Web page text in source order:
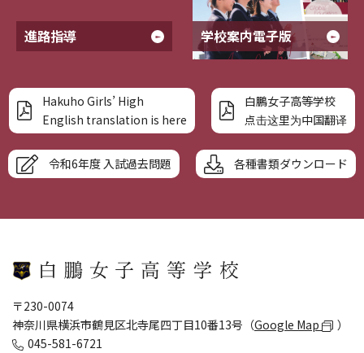
進路指導 学校案内電子版
Hakuho Girls’ High
English translation is here
白鵬女子高等学校
点击这里为中国翻译
令和6年度 入試過去問題 各種書類ダウンロード
〒230-0074
神奈川県横浜市鶴見区北寺尾四丁目10番13号（Google Map
）
045-581-6721